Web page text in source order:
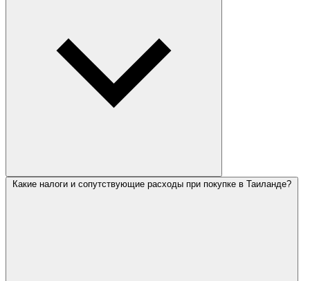
Какие налоги и сопутствующие расходы при покупке в Таиланде?